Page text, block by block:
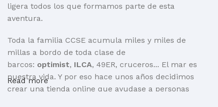
ligera todos los que formamos parte de esta
aventura.
Toda la familia CCSE acumula miles y miles de
millas a bordo de toda clase de
barcos: optimist, ILCA, 49ER, cruceros... El mar es
nuestra vida. Y por eso hace unos años decidimos
crear una tienda online que ayudase a personas
Read more